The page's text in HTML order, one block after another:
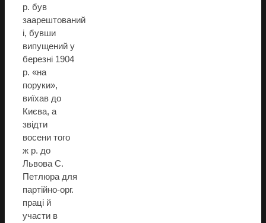
р. був
заарештований
і, бувши
випущений у
березні 1904
р. «на
поруки»,
виїхав до
Києва, а
звідти
восени того
ж р. до
Львова С.
Петлюра для
партійно-орг.
праці й
участи в